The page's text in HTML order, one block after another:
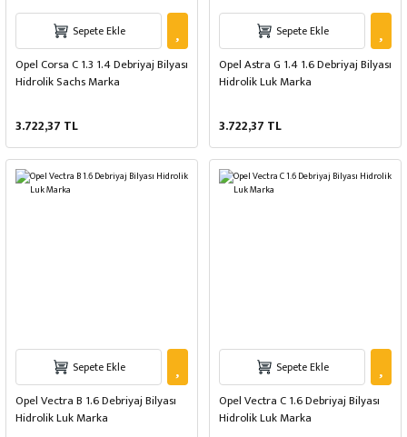
Sepete Ekle
Opel Corsa C 1.3 1.4 Debriyaj Bilyası
Hidrolik Sachs Marka
3.722,37 TL
Sepete Ekle
Opel Astra G 1.4 1.6 Debriyaj Bilyası
Hidrolik Luk Marka
3.722,37 TL
Sepete Ekle
Opel Vectra B 1.6 Debriyaj Bilyası
Hidrolik Luk Marka
Sepete Ekle
Opel Vectra C 1.6 Debriyaj Bilyası
Hidrolik Luk Marka